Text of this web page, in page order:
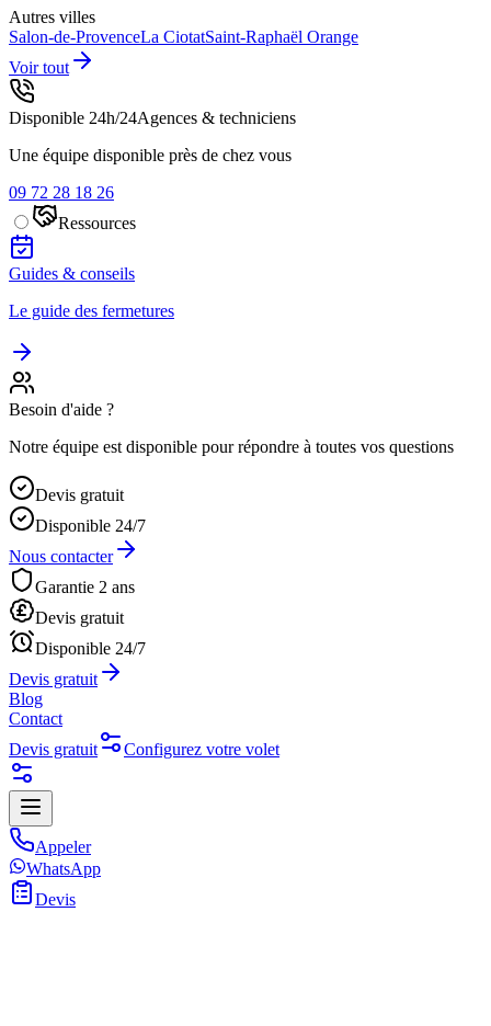
Autres villes
Salon-de-ProvenceLa CiotatSaint-Raphaël Orange
Voir tout
Disponible 24h/24Agences & techniciens
Une équipe disponible près de chez vous
09 72 28 18 26
Ressources
Guides & conseils
Le guide des fermetures
Besoin d'aide ?
Notre équipe est disponible pour répondre à toutes vos questions
Devis gratuit
Disponible 24/7
Nous contacter
Garantie 2 ans
Devis gratuit
Disponible 24/7
Devis gratuit
Blog
Contact
Devis gratuit
Configurez votre volet
Appeler
WhatsApp
Devis